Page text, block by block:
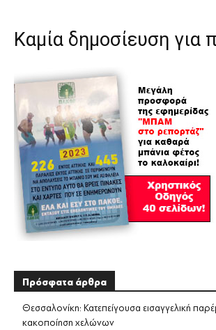
Καμία δημοσίευση για
Πρόσφατα άρθρα
Θεσσαλονίκη: Κατεπείγουσα εισαγγελική
κακοποίηση χελώνων